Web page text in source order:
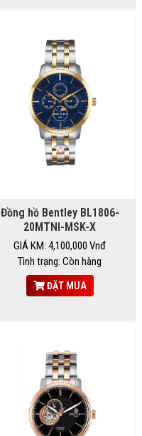
Đồng hồ Bentley BL1806-
20MTNI-MSK-X
GIÁ KM: 4,100,000 Vnđ
Tình trạng: Còn hàng
ĐẶT MUA